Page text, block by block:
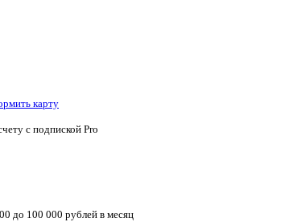
карту
с подпиской Pro
до 100 000 рублей в месяц